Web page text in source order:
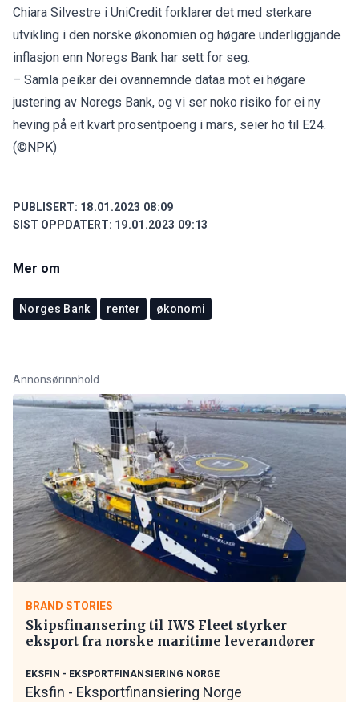
Chiara Silvestre i UniCredit forklarer det med sterkare
utvikling i den norske økonomien og høgare underliggjande
inflasjon enn Noregs Bank har sett for seg.
– Samla peikar dei ovannemnde dataa mot ei høgare
justering av Noregs Bank, og vi ser noko risiko for ei ny
heving på eit kvart prosentpoeng i mars, seier ho til E24.
(©NPK)
PUBLISERT: 18.01.2023 08:09
SIST OPPDATERT: 19.01.2023 09:13
Mer om
Norges Bank renter økonomi
Annonsørinnhold
BRAND STORIES
Skipsfinansering til IWS Fleet styrker
eksport fra norske maritime leverandører
EKSFIN - EKSPORTFINANSIERING NORGE
Eksfin - Eksportfinansiering Norge